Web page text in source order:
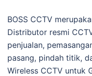
BOSS CCTV
Distributor resmi
penjualan,
pasang, pindah titik,
Wireless CCTV untuk